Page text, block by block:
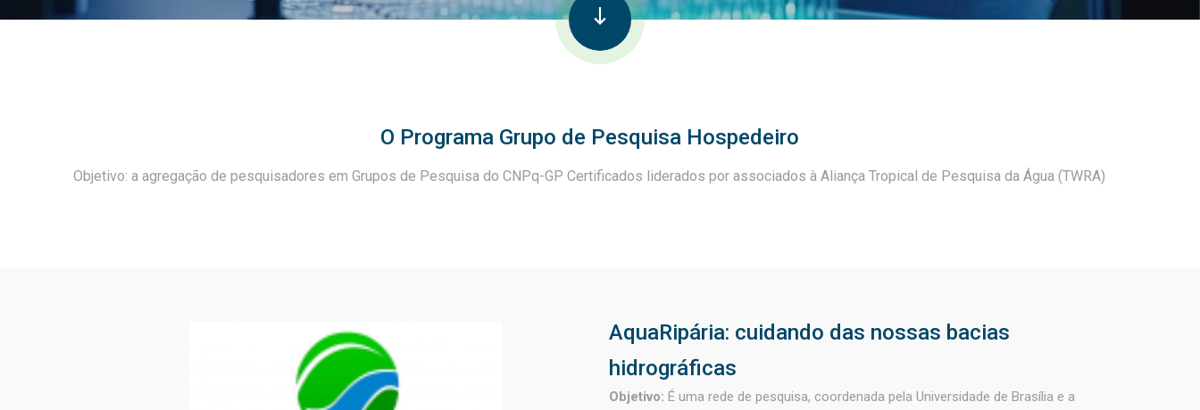
O Programa Grupo de Pesquisa Hospedeiro
Objetivo: a agregação de pesquisadores em Grupos de Pesquisa do CNPq-GP Certificados liderados por associados à Aliança Tropical de Pesquisa da Água (TWRA)
AquaRipária: cuidando das nossas bacias
hidrográficas
Objetivo: É uma rede de pesquisa, coordenada pela Universidade de Brasília e a